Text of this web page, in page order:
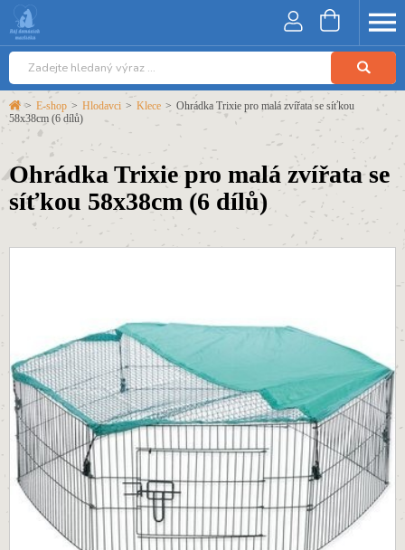
> E-shop > Hlodavci > Klece > Ohrádka Trixie pro malá zvířata se síťkou
58x38cm (6 dílů)
Ohrádka Trixie pro malá zvířata se
síťkou 58x38cm (6 dílů)